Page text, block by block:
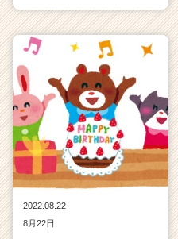
2022.08.22
8月22日